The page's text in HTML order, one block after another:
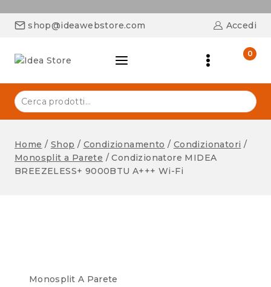
shop@ideawebstore.com Accedi
0
Home / Shop / Condizionamento / Condizionatori /
Monosplit a Parete / Condizionatore MIDEA
BREEZELESS+ 9000BTU A+++ Wi-Fi
Monosplit A Parete